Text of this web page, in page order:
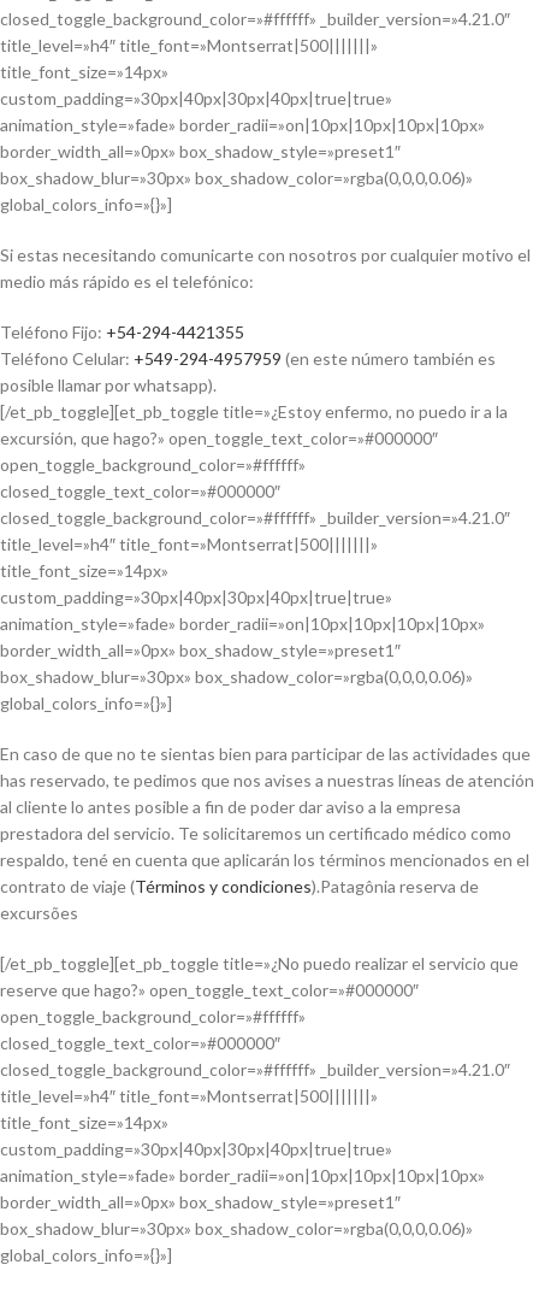
closed_toggle_background_color=»#ffffff» _builder_version=»4.21.0″
title_level=»h4″ title_font=»Montserrat|500|||||||»
title_font_size=»14px»
custom_padding=»30px|40px|30px|40px|true|true»
animation_style=»fade» border_radii=»on|10px|10px|10px|10px»
border_width_all=»0px» box_shadow_style=»preset1″
box_shadow_blur=»30px» box_shadow_color=»rgba(0,0,0,0.06)»
global_colors_info=»{}»]
Si estas necesitando comunicarte con nosotros por cualquier motivo el
medio más rápido es el telefónico:
Teléfono Fijo: +54-294-4421355
Teléfono Celular: +549-294-4957959 (en este número también es
posible llamar por whatsapp).
[/et_pb_toggle][et_pb_toggle title=»¿Estoy enfermo, no puedo ir a la
excursión, que hago?» open_toggle_text_color=»#000000″
open_toggle_background_color=»#ffffff»
closed_toggle_text_color=»#000000″
closed_toggle_background_color=»#ffffff» _builder_version=»4.21.0″
title_level=»h4″ title_font=»Montserrat|500|||||||»
title_font_size=»14px»
custom_padding=»30px|40px|30px|40px|true|true»
animation_style=»fade» border_radii=»on|10px|10px|10px|10px»
border_width_all=»0px» box_shadow_style=»preset1″
box_shadow_blur=»30px» box_shadow_color=»rgba(0,0,0,0.06)»
global_colors_info=»{}»]
En caso de que no te sientas bien para participar de las actividades que
has reservado, te pedimos que nos avises a nuestras líneas de atención
al cliente lo antes posible a fin de poder dar aviso a la empresa
prestadora del servicio. Te solicitaremos un certificado médico como
respaldo, tené en cuenta que aplicarán los términos mencionados en el
contrato de viaje (Términos y condiciones).Patagônia reserva de
excursões
[/et_pb_toggle][et_pb_toggle title=»¿No puedo realizar el servicio que
reserve que hago?» open_toggle_text_color=»#000000″
open_toggle_background_color=»#ffffff»
closed_toggle_text_color=»#000000″
closed_toggle_background_color=»#ffffff» _builder_version=»4.21.0″
title_level=»h4″ title_font=»Montserrat|500|||||||»
title_font_size=»14px»
custom_padding=»30px|40px|30px|40px|true|true»
animation_style=»fade» border_radii=»on|10px|10px|10px|10px»
border_width_all=»0px» box_shadow_style=»preset1″
box_shadow_blur=»30px» box_shadow_color=»rgba(0,0,0,0.06)»
global_colors_info=»{}»]